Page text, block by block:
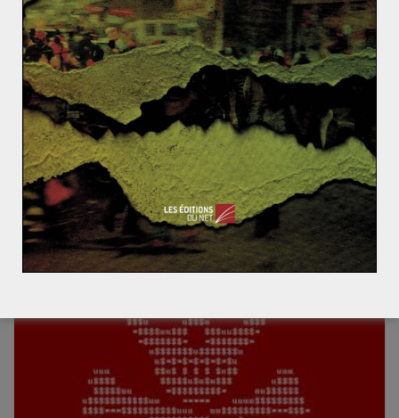
What is Russia’s endgame?
Lacus Ultricies
La Chine et l’UE en passe de se
réconcilier
21 juin 2013 0